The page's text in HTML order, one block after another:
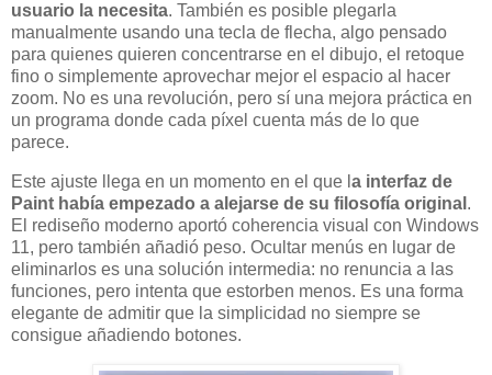
usuario la necesita. También es posible plegarla
manualmente usando una tecla de flecha, algo pensado
para quienes quieren concentrarse en el dibujo, el retoque
fino o simplemente aprovechar mejor el espacio al hacer
zoom. No es una revolución, pero sí una mejora práctica en
un programa donde cada píxel cuenta más de lo que
parece.
Este ajuste llega en un momento en el que l a interfaz de
Paint había empezado a alejarse de su filosofía original .
El rediseño moderno aportó coherencia visual con Windows
11, pero también añadió peso. Ocultar menús en lugar de
eliminarlos es una solución intermedia: no renuncia a las
funciones, pero intenta que estorben menos. Es una forma
elegante de admitir que la simplicidad no siempre se
consigue añadiendo botones.